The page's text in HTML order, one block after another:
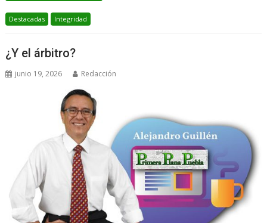
Destacadas Integridad
¿Y el árbitro?
junio 19, 2026 Redacción